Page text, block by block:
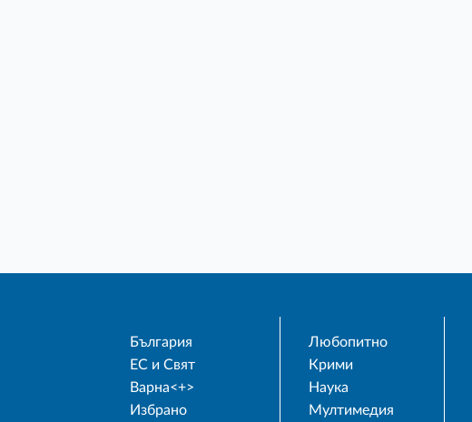
България
ЕС и Свят
Варна<+>
Избрано
Любопитно
Крими
Наука
Мултимедия